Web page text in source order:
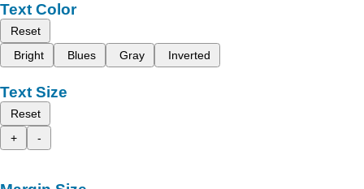
Text Color
Reset
Bright
Blues Gray Inverted
Text Size
Reset
+
-